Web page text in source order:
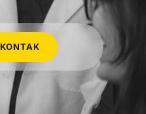
KONTAK